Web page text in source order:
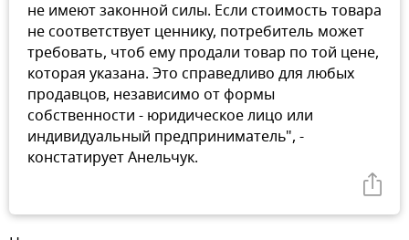
не имеют законной силы. Если стоимость товара
не соответствует ценнику, потребитель может
требовать, чтоб ему продали товар по той цене,
которая указана. Это справедливо для любых
продавцов, независимо от формы
собственности - юридическое лицо или
индивидуальный предприниматель", -
констатирует Анельчук.